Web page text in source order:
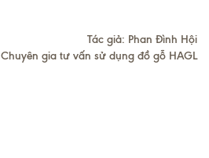
Tác giả: Phan Đình Hội
Chuyên gia tư vấn sử dụng đồ gỗ HAGL